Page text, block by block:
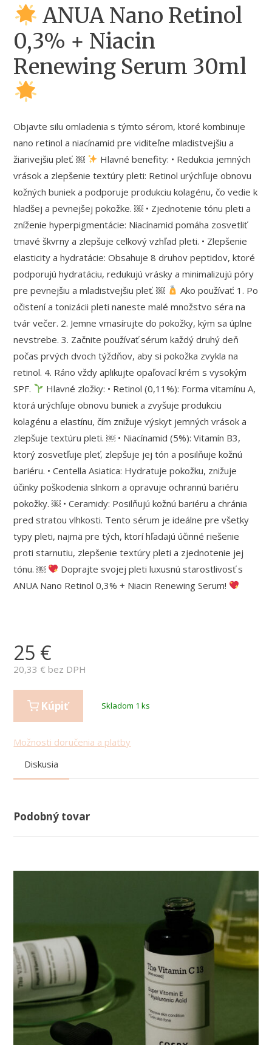
ANUA Nano Retinol
0,3% + Niacin
Renewing Serum 30ml
Objavte silu omladenia s týmto sérom, ktoré kombinuje
nano retinol a niacínamid pre viditeľne mladistvejšiu a
žiarivejšiu pleť. ￼
Hlavné benefity: • Redukcia jemných
vrások a zlepšenie textúry pleti: Retinol urýchľuje obnovu
kožných buniek a podporuje produkciu kolagénu, čo vedie k
hladšej a pevnejšej pokožke. ￼ • Zjednotenie tónu pleti a
zníženie hyperpigmentácie: Niacínamid pomáha zosvetliť
tmavé škvrny a zlepšuje celkový vzhľad pleti. • Zlepšenie
elasticity a hydratácie: Obsahuje 8 druhov peptidov, ktoré
podporujú hydratáciu, redukujú vrásky a minimalizujú póry
pre pevnejšiu a mladistvejšiu pleť. ￼
Ako používať: 1. Po
očistení a tonizácii pleti naneste malé množstvo séra na
tvár večer. 2. Jemne vmasírujte do pokožky, kým sa úplne
nevstrebe. 3. Začnite používať sérum každý druhý deň
počas prvých dvoch týždňov, aby si pokožka zvykla na
retinol. 4. Ráno vždy aplikujte opaľovací krém s vysokým
SPF.
Hlavné zložky: • Retinol (0,11%): Forma vitamínu A,
ktorá urýchľuje obnovu buniek a zvyšuje produkciu
kolagénu a elastínu, čím znižuje výskyt jemných vrások a
zlepšuje textúru pleti. ￼ • Niacínamid (5%): Vitamín B3,
ktorý zosvetľuje pleť, zlepšuje jej tón a posilňuje kožnú
bariéru. • Centella Asiatica: Hydratuje pokožku, znižuje
účinky poškodenia slnkom a opravuje ochrannú bariéru
pokožky. ￼ • Ceramidy: Posilňujú kožnú bariéru a chránia
pred stratou vlhkosti. Tento sérum je ideálne pre všetky
typy pleti, najmä pre tých, ktorí hľadajú účinné riešenie
proti starnutiu, zlepšenie textúry pleti a zjednotenie jej
tónu. ￼
Doprajte svojej pleti luxusnú starostlivosť s
ANUA Nano Retinol 0,3% + Niacin Renewing Serum!
25 €
20,33 € bez DPH
Kúpiť Skladom 1 ks
Možnosti doručenia a platby
Diskusia
Podobný tovar